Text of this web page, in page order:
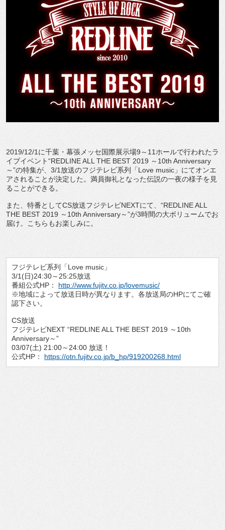
2019/12/1に千葉・幕張メッセ国際展示場9～11ホールで行われたラ
イブイベント“REDLINE ALL THE BEST 2019 ～10th Anniversary
～”の特集が、3/1放送のフジテレビ系列「Love music」にてオンエ
アされることが決定した。満員御礼となった伝説の一夜の様子を見
ることができる。
また、特番としてCS放送フジテレビNEXTにて、“REDLINE ALL
THE BEST 2019 ～10th Anniversary～”が3時間の大ボリュームでお
届け。こちらもお楽しみに。
フジテレビ系列「Love music」
3/1(日)24:30～25:25放送
番組公式HP： http://www.fujitv.co.jp/lovemusic/
※地域によって放送日時が異なります。各放送局のHPにてご確
認下さい。
CS放送
フジテレビNEXT “REDLINE ALL THE BEST 2019 ～10th
Anniversary～”
03/07(土) 21:00～24:00 放送！
公式HP： https://otn.fujitv.co.jp/b_hp/919200268.html